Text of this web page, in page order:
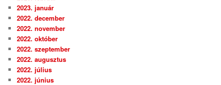
2023. január
2022. december
2022. november
2022. október
2022. szeptember
2022. augusztus
2022. július
2022. június